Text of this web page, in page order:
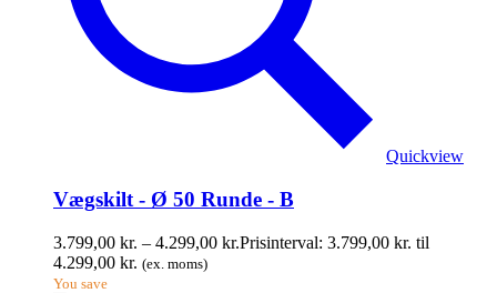
Quickview
Vægskilt - Ø 50 Runde - B
3.799,00 kr. – 4.299,00 kr.Prisinterval: 3.799,00 kr. til
4.299,00 kr. (ex. moms)
You save